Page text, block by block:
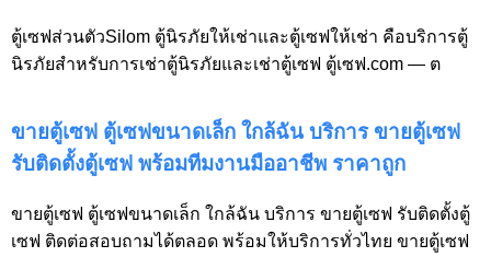
ตู้เซฟส่วนตัวSilom ตู้นิรภัยให้เช่าและตู้เซฟให้เช่า คือบริการตู้
นิรภัยสำหรับการเช่าตู้นิรภัยและเช่าตู้เซฟ ตู้เซฟ.com — ต
ขายตู้เซฟ ตู้เซฟขนาดเล็ก ใกล้ฉัน บริการ ขายตู้เซฟ
รับติดตั้งตู้เซฟ พร้อมทีมงานมืออาชีพ ราคาถูก
ขายตู้เซฟ ตู้เซฟขนาดเล็ก ใกล้ฉัน บริการ ขายตู้เซฟ รับติดตั้งตู้
เซฟ ติดต่อสอบถามได้ตลอด พร้อมให้บริการทั่วไทย ขายตู้เซฟ